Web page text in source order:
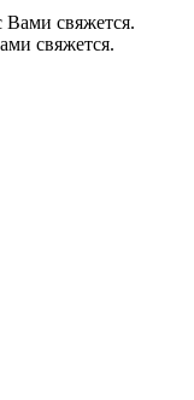
свяжется.
свяжется.